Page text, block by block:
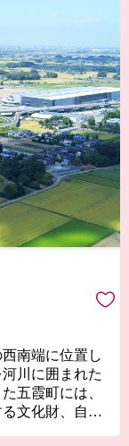
南端に位置し
川に囲まれた
五霞町には、
文化財、自然